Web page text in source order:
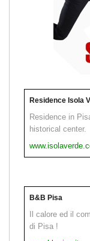
Residence Isola
Residence in
historical center.
B&B Pisa
Il calore ed il
di Pisa !